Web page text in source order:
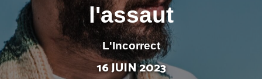
l'assaut
L'Incorrect
16 JUIN 2023